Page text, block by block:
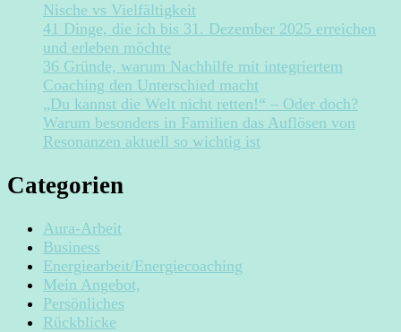
Nische vs Vielfältigkeit
41 Dinge, die ich bis 31. Dezember 2025 erreichen
und erleben möchte
36 Gründe, warum Nachhilfe mit integriertem
Coaching den Unterschied macht
„Du kannst die Welt nicht retten!“ – Oder doch?
Warum besonders in Familien das Auflösen von
Resonanzen aktuell so wichtig ist
Categorien
Aura-Arbeit
Business
Energiearbeit/Energiecoaching
Mein Angebot,
Persönliches
Rückblicke